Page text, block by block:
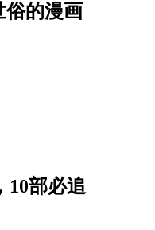
俗的漫画
10部必追